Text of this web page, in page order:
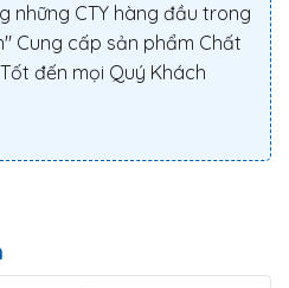
những CTY hàng đầu trong
Cung cấp sản phẩm Chất
đến mọi Quý Khách